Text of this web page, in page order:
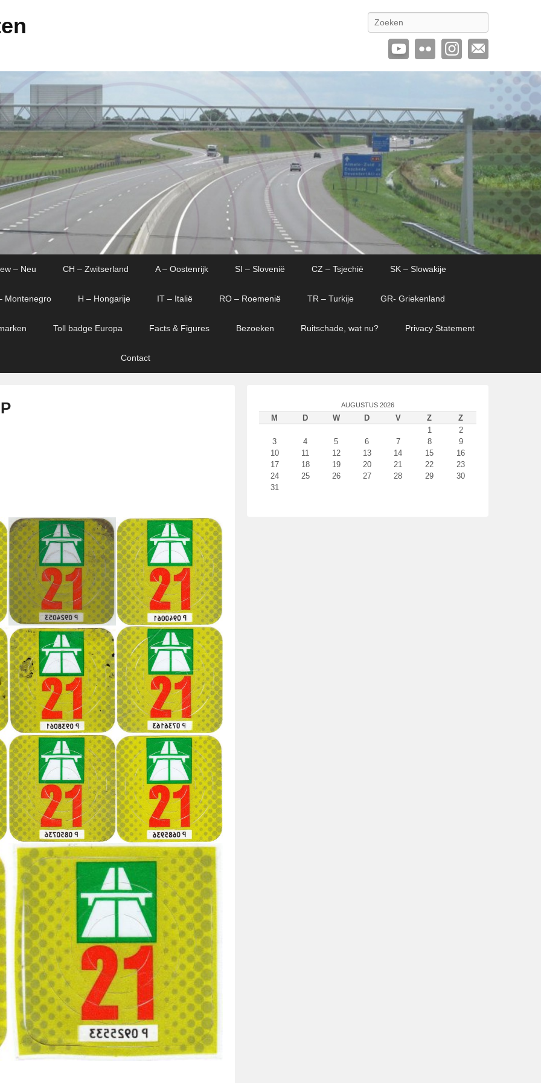
Zoeken
– Neu CH – Zwitserland A – Oostenrijk SI – Slovenië CZ – Tsjechië SK – Slowakije
Montenegro H – Hongarije IT – Italië RO – Roemenië TR – Turkije GR- Griekenland
Toll badge Europa Facts & Figures Bezoeken Ruitschade, wat nu? Privacy Statement
Contact
AUGUSTUS 2026
M D W D V Z
Z
1
2
3
4 5 6 7 8
9
10
11 12 13 14 15
16
17
18 19 20 21 22
23
24
25 26 27 28 29
30
31